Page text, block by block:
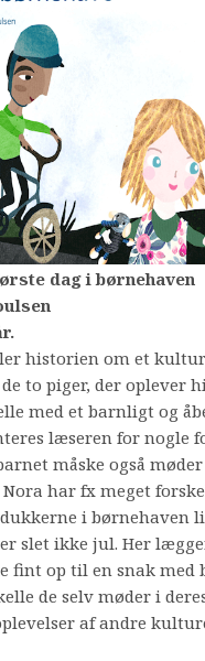
dag i børnehaven
historien om et
to piger, der oplever
med et barnligt og
læseren for nogle
måske også
har fx meget
i børnehaven
slet ikke jul. Her
fint op til en snak med
de selv møder i
af andre